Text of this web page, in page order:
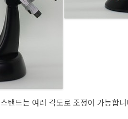
스탠드는 여러 각도로 조정이 가능합